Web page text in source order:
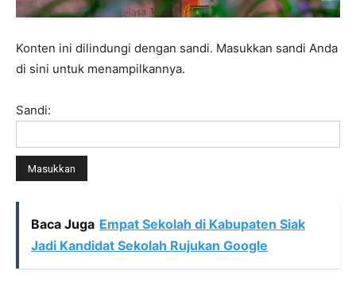
Konten ini dilindungi dengan sandi. Masukkan sandi Anda
di sini untuk menampilkannya.
Sandi:
Baca Juga Empat Sekolah di Kabupaten Siak
Jadi Kandidat Sekolah Rujukan Google